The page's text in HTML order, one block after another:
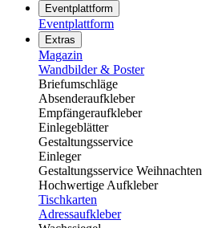
Eventplattform
Eventplattform
Extras
Magazin
Wandbilder & Poster
Briefumschläge
Absenderaufkleber
Empfängeraufkleber
Einlegeblätter
Gestaltungsservice
Einleger
Gestaltungsservice Weihnachten
Hochwertige Aufkleber
Tischkarten
Adressaufkleber